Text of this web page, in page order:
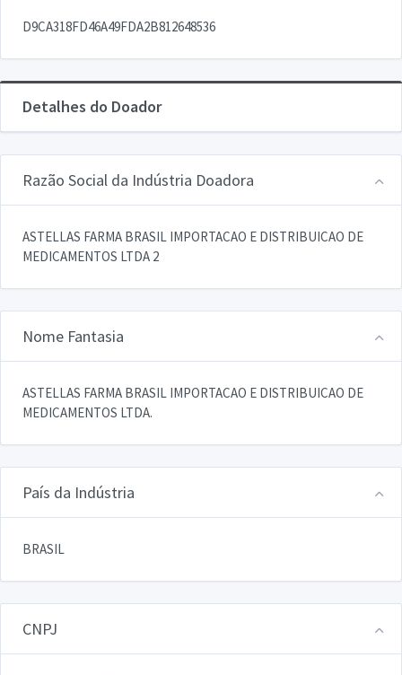
D9CA318FD46A49FDA2B812648536
Detalhes do Doador
Razão Social da Indústria Doadora
ASTELLAS FARMA BRASIL IMPORTACAO E DISTRIBUICAO DE
MEDICAMENTOS LTDA 2
Nome Fantasia
ASTELLAS FARMA BRASIL IMPORTACAO E DISTRIBUICAO DE
MEDICAMENTOS LTDA.
País da Indústria
BRASIL
CNPJ